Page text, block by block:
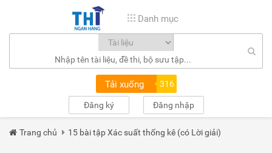
Danh mục
Tải xuống 316
Đăng ký Đăng nhập
Trang chủ 15 bài tập Xác suất thống kê (có Lời giải)